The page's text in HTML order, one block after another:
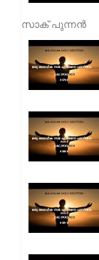
സാക് പുന്നൻ